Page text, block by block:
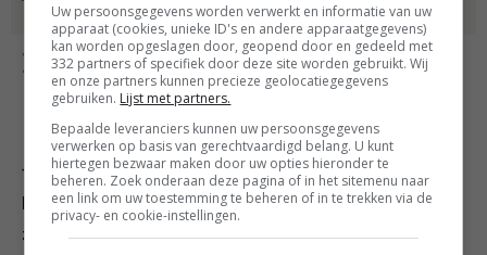
Bereiding
1. Snijd de borstfilets van de kip los. Doe de rest van de
kip met de kleingesneden groenten in een soeppan en
zet net onder water. Voeg foelie, zout en peper toe.
Uw persoonsgegevens worden verwerkt en informatie van uw
apparaat (cookies, unieke ID's en andere apparaatgegevens)
kan worden opgeslagen door, geopend door en gedeeld met
332 partners of specifiek door deze site worden gebruikt. Wij
en onze partners kunnen precieze geolocatiegegevens
gebruiken. Lijst met partners.
Bepaalde leveranciers kunnen uw persoonsgegevens
verwerken op basis van gerechtvaardigd belang. U kunt
hiertegen bezwaar maken door uw opties hieronder te
beheren. Zoek onderaan deze pagina of in het sitemenu naar
een link om uw toestemming te beheren of in te trekken via de
privacy- en cookie-instellingen.